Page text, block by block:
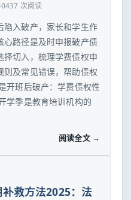
37 次阅读
陷入破产，家长和学生作
心路径是及时申报破产债
切入，梳理学费债权申
及常见错误，帮助债权
开班后破产：学费债权性
学季是教育培训机构的
阅读全文 →
救方法2025：法